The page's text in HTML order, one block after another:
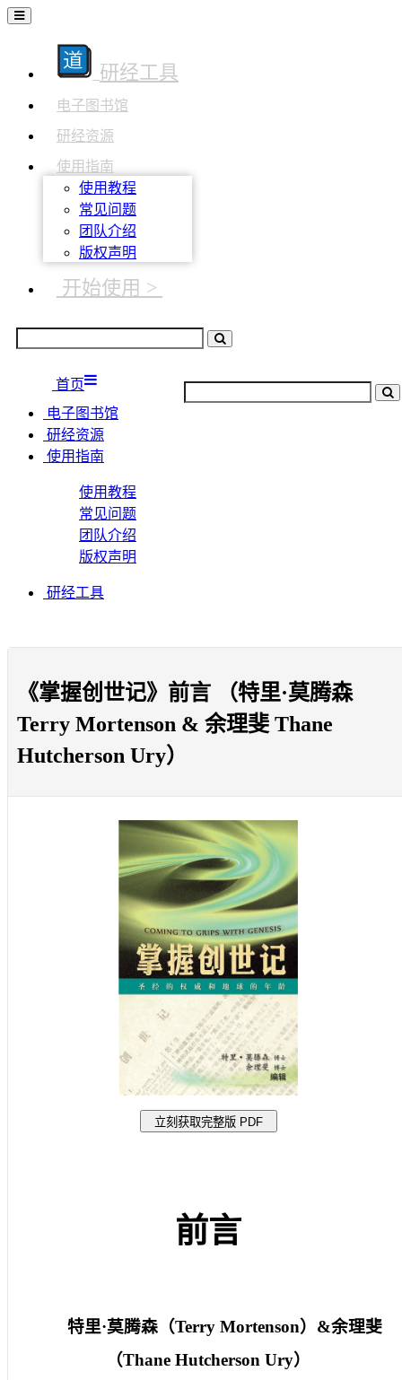
研经工具
电子图书馆
研经资源
使用指南
使用教程
常见问题
团队介绍
版权声明
开始使用 >
首页
电子图书馆
研经资源
使用指南
使用教程
常见问题
团队介绍
版权声明
研经工具
《掌握创世记》前言 （特里·莫腾森
Terry Mortenson & 余理斐 Thane
Hutcherson Ury）
前言
特里·莫腾森（Terry Mortenson） &余理斐
（Thane Hutcherson Ury）